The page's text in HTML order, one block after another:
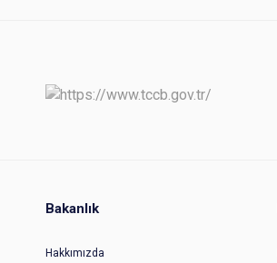
Bakanlık
Hakkımızda